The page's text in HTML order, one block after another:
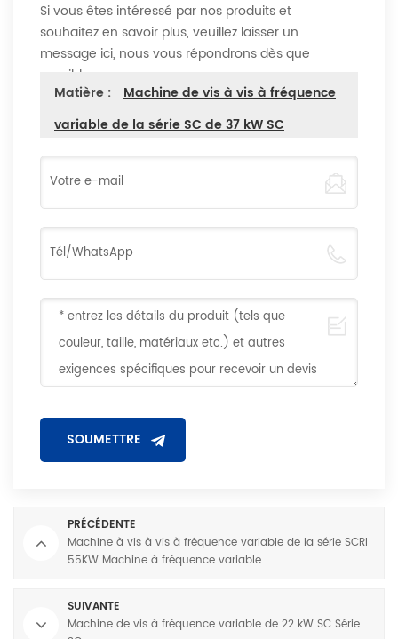
Si vous êtes intéressé par nos produits et
souhaitez en savoir plus, veuillez laisser un
message ici, nous vous répondrons dès que
possible
Matière :
Machine de vis à vis à fréquence
variable de la série SC de 37 kW SC
PRÉCÉDENTE
Machine à vis à vis à fréquence variable de la série SCRI
55KW Machine à fréquence variable
SUIVANTE
Machine de vis à fréquence variable de 22 kW SC Série